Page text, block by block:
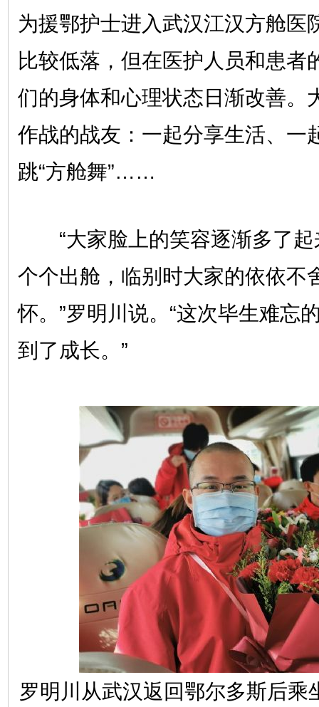
为援鄂护士进入武汉江汉方舱医
比较低落，但在医护人员和患者
们的身体和心理状态日渐改善。
作战的战友：一起分享生活、一
跳“方舱舞”……
“大家脸上的笑容逐渐多了起
个个出舱，临别时大家的依依不
怀。”罗明川说。“这次毕生难忘
到了成长。”
罗明川从武汉返回鄂尔多斯后乘